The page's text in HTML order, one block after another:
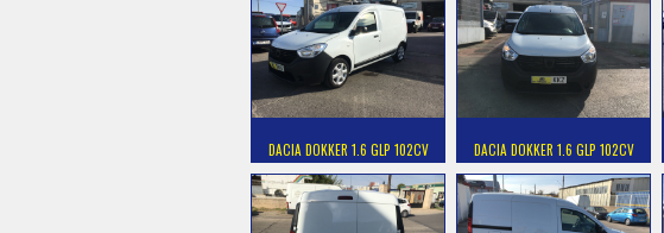
DACIA DOKKER 1.6 GLP 102CV DACIA DOKKER 1.6 GLP 102CV